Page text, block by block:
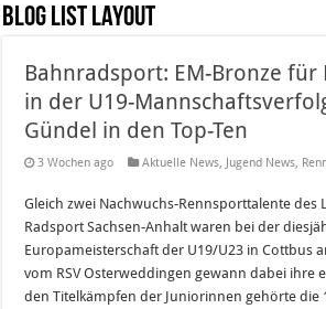
Blog List Layout
Bahnradsport: EM-Bronze für
in der U19-
Gündel in den Top-Ten
3 Wochen ago Aktuelle News, Jugend News,
Gleich zwei Nachwuchs-Rennsporttalente des
Radsport Sachsen-Anhalt waren bei der
Europameisterschaft der U19/U23 in Cottbus
vom RSV Osterweddingen gewann dabei ihre
den Titelkämpfen der Juniorinnen gehörte die